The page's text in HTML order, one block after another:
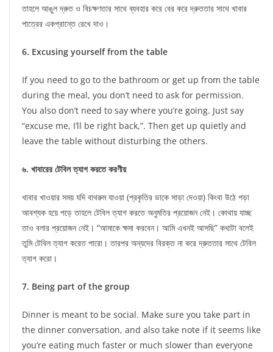
তাহলে আঙুল দ্রুত ও বিচক্ষণতার সাথে ব্যবহার করে বের করে দ্রুততার সাথে খাবার
পাত্রের একপ্রান্তে রেখে দাও।
6. Excusing yourself from the table
If you need to go to the bathroom or get up from the table
during the meal, you don’t need to ask for permission.
You also don’t need to say where you’re going. Just say
“excuse me, I’ll be right back,”. Then get up quietly and
leave the table without disturbing the others.
৬. খাবারের টেবিল ত্যাগ করতে করণীয়
খাবার খাওয়ার সময় যদি বাথরুম যাওয়া (প্রকৃতির ডাকে সাড়া দেওয়া) কিংবা উঠে পড়া
আবশ্যক হয়ে পড়ে তাহলে টেবিল ত্যাগ করতে অনুমতির প্রয়োজন নেই। কোথায় যাচ্ছ
তাও বলার প্রয়োজন নেই। “আমাকে ক্ষমা করবেন। আমি এখনই আসছি” কথাটা বলেই
তুমি টেবিল ত্যাগ করেত পারো। তারপর অন্যদের বিরক্ত না করে দ্রুততার সাথে টেবিল
ত্যাগ করো।
7. Being part of the group
Dinner is meant to be social. Make sure you take part in
the dinner conversation, and also take note if it seems like
you’re eating much faster or much slower than everyone